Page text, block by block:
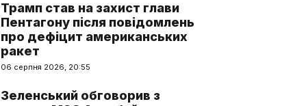
Трамп став на захист глави
Пентагону після повідомлень
про дефіцит американських
ракет
06 серпня 2026, 20:55
Зеленський обговорив з